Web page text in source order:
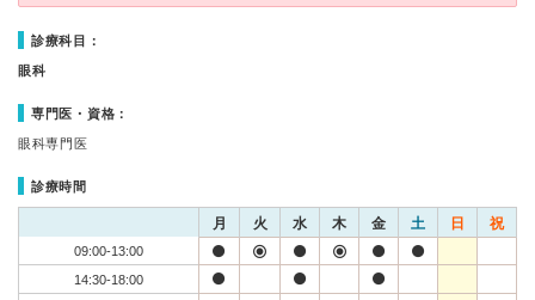
診療科目：
眼科
専門医・資格：
眼科専門医
診療時間
月 火 水 木 金 土 日 祝
09:00-13:00
14:30-18:00